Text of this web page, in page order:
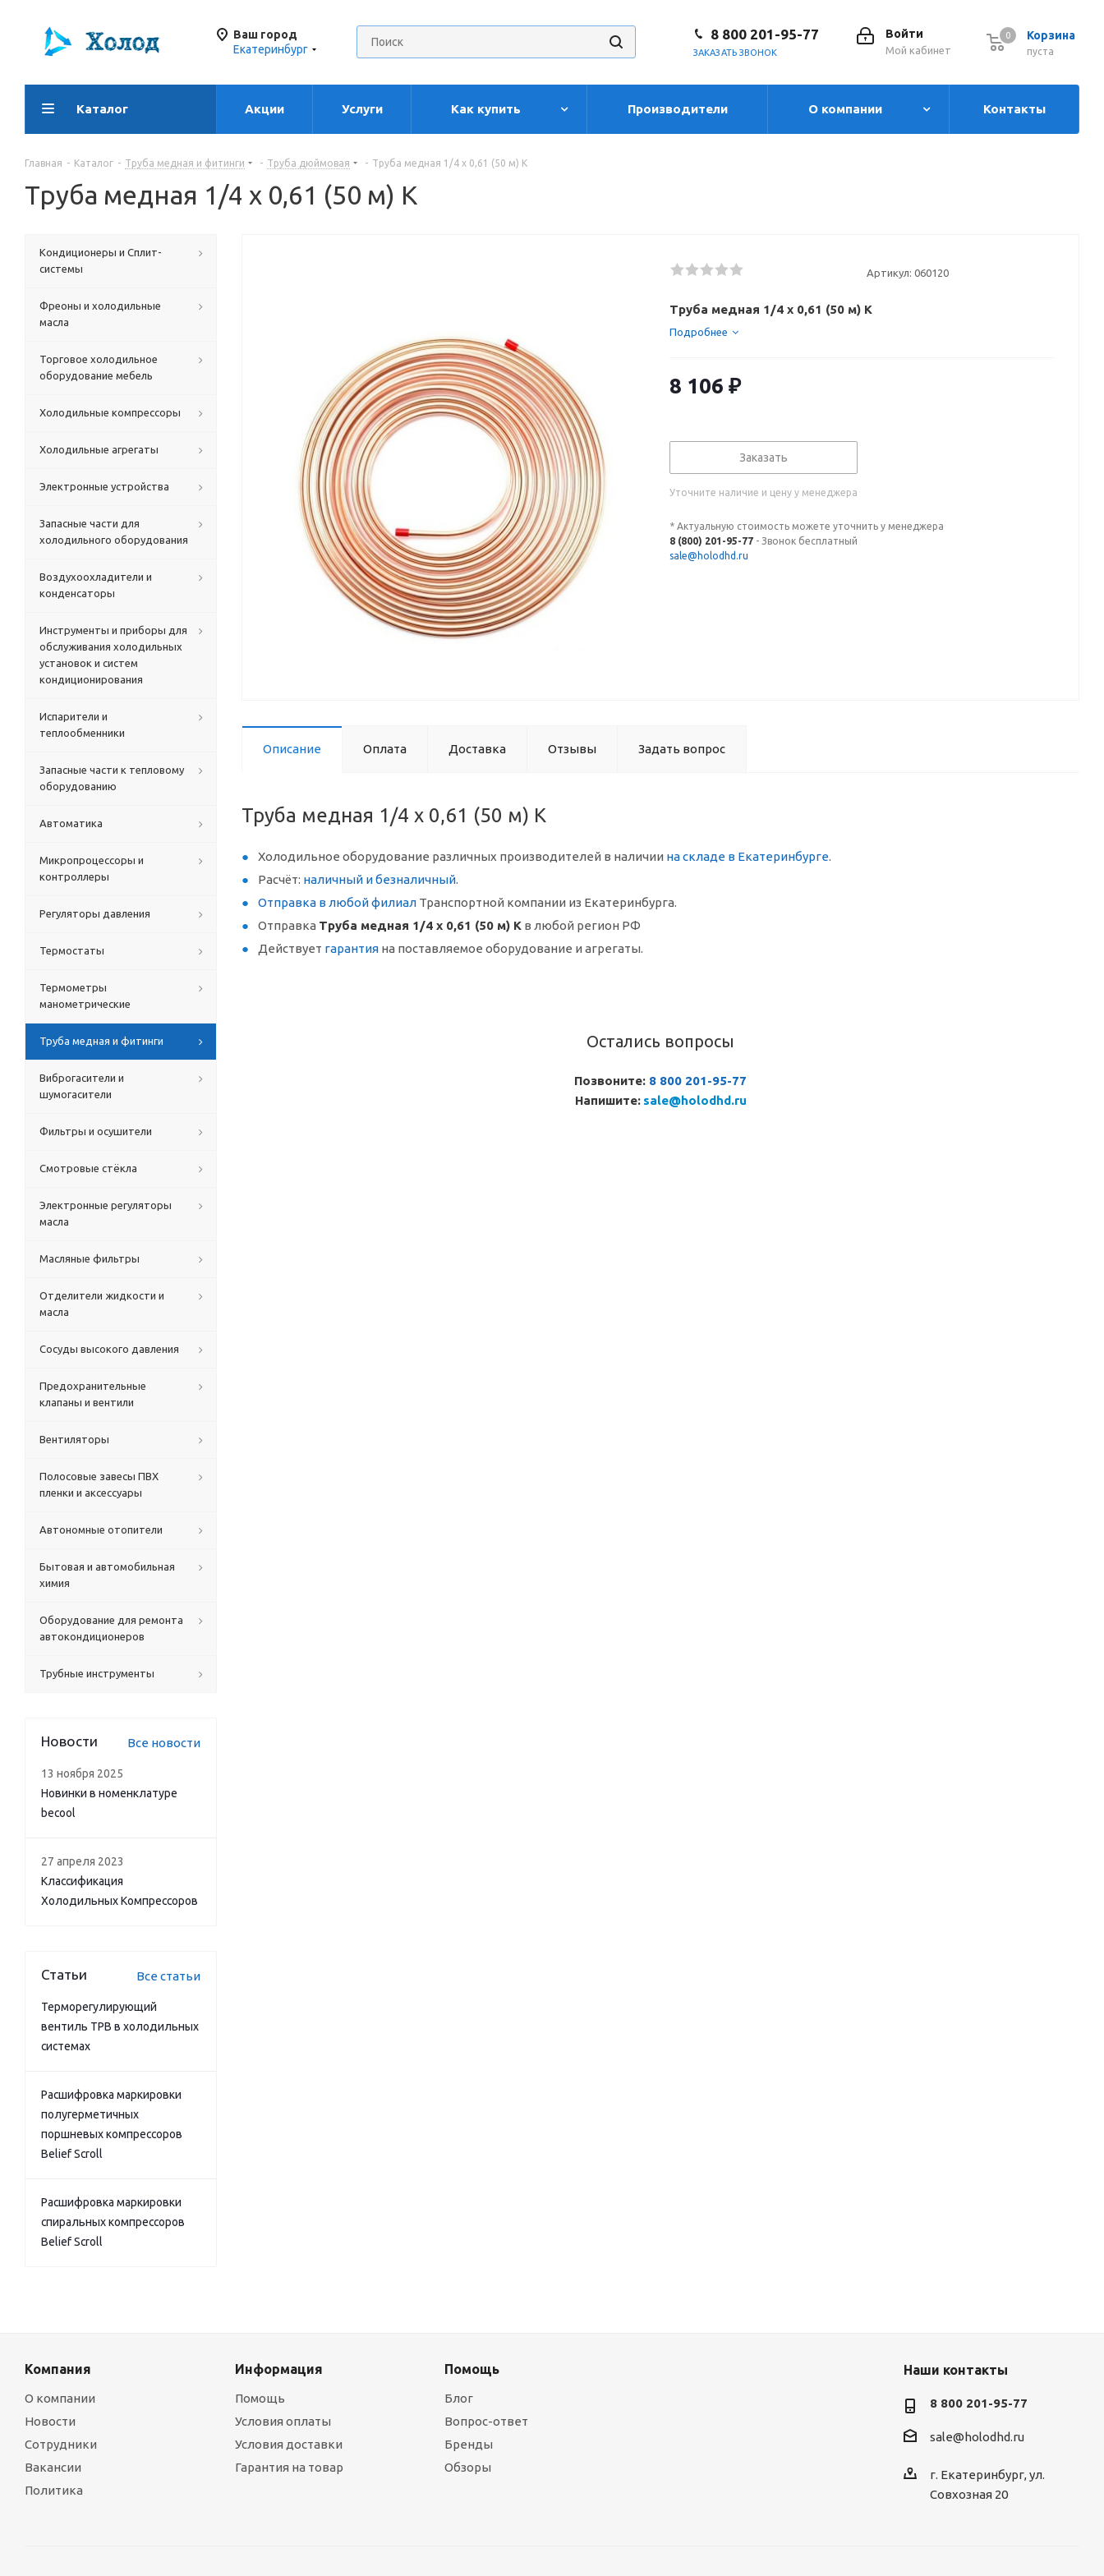
Ваш город
Екатеринбург
Корзина
0
пуста
0
Войти
Мой кабинет
8 800 201-95-77
ЗАКАЗАТЬ ЗВОНОК
Каталог Акции Услуги Как купить Производители О компании Контакты
Главная - Каталог - Труба медная и фитинги - Труба дюймовая - Труба медная 1/4 х 0,61 (50 м) K
Труба медная 1/4 х 0,61 (50 м) K
Артикул: 060120
Труба медная 1/4 х 0,61 (50 м) K
Подробнее
8 106 ₽
Заказать
Уточните наличие и цену у менеджера
* Актуальную стоимость можете уточнить у менеджера
8 (800) 201-95-77 - Звонок бесплатный
sale@holodhd.ru
Описание Оплата Доставка Отзывы Задать вопрос
Труба медная 1/4 х 0,61 (50 м) K
Холодильное оборудование различных производителей в наличии на складе в Екатеринбурге.
Расчёт: наличный и безналичный.
Отправка в любой филиал Транспортной компании из Екатеринбурга.
Отправка Труба медная 1/4 х 0,61 (50 м) K в любой регион РФ
Действует гарантия на поставляемое оборудование и агрегаты.
Остались вопросы
Позвоните: 8 800 201-95-77
Напишите: sale@holodhd.ru
Кондиционеры и Сплит-
системы
Фреоны и холодильные
масла
Торговое холодильное
оборудование мебель
Холодильные компрессоры
Холодильные агрегаты
Электронные устройства
Запасные части для
холодильного оборудования
Воздухоохладители и
конденсаторы
Инструменты и приборы для
обслуживания холодильных
установок и систем
кондиционирования
Испарители и
теплообменники
Запасные части к тепловому
оборудованию
Автоматика
Микропроцессоры и
контроллеры
Регуляторы давления
Термостаты
Термометры
манометрические
Труба медная и фитинги
Виброгасители и
шумогасители
Фильтры и осушители
Смотровые стёкла
Электронные регуляторы
масла
Масляные фильтры
Отделители жидкости и
масла
Сосуды высокого давления
Предохранительные
клапаны и вентили
Вентиляторы
Полосовые завесы ПВХ
пленки и аксессуары
Автономные отопители
Бытовая и автомобильная
химия
Оборудование для ремонта
автокондиционеров
Трубные инструменты
Новости Все новости
13 ноября 2025
Новинки в номенклатуре
becool
27 апреля 2023
Классификация
Холодильных Компрессоров
Статьи Все статьи
Терморегулирующий
вентиль ТРВ в холодильных
системах
Расшифровка маркировки
полугерметичных
поршневых компрессоров
Belief Scroll
Расшифровка маркировки
спиральных компрессоров
Belief Scroll
Компания
О компании
Новости
Сотрудники
Вакансии
Политика
Информация
Помощь
Условия оплаты
Условия доставки
Гарантия на товар
Помощь
Блог
Вопрос-ответ
Бренды
Обзоры
Наши контакты
8 800 201-95-77
sale@holodhd.ru
г. Екатеринбург, ул.
Совхозная 20